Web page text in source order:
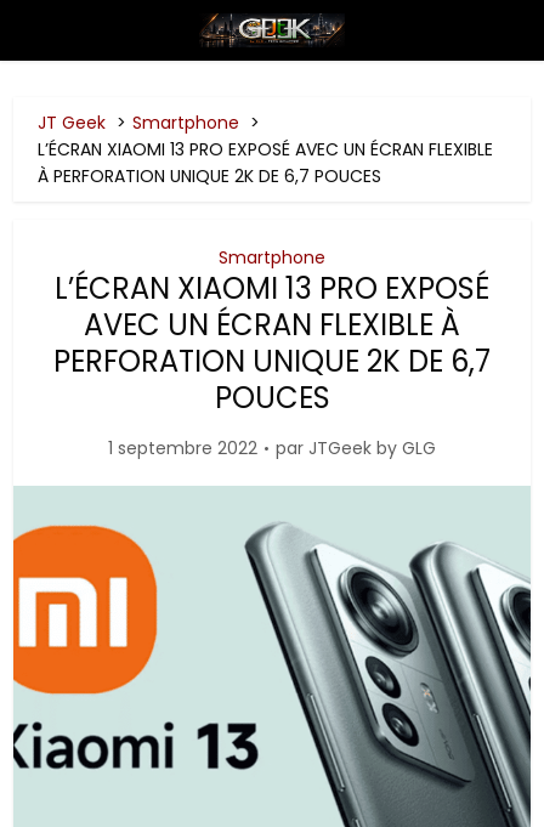
JT Geek
Smartphone
L’ÉCRAN XIAOMI 13 PRO EXPOSÉ AVEC UN ÉCRAN FLEXIBLE
À PERFORATION UNIQUE 2K DE 6,7 POUCES
Smartphone
L’ÉCRAN XIAOMI 13 PRO EXPOSÉ
AVEC UN ÉCRAN FLEXIBLE À
PERFORATION UNIQUE 2K DE 6,7
POUCES
1 septembre 2022 par JTGeek by GLG